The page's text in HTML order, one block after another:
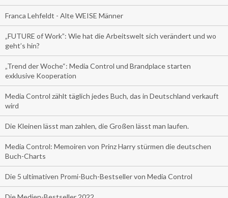
Franca Lehfeldt - Alte WEISE Männer
„FUTURE of Work”: Wie hat die Arbeitswelt sich verändert und wo
geht’s hin?
„Trend der Woche“: Media Control und Brandplace starten
exklusive Kooperation
Media Control zählt täglich jedes Buch, das in Deutschland verkauft
wird
Die Kleinen lässt man zahlen, die Großen lässt man laufen.
Media Control: Memoiren von Prinz Harry stürmen die deutschen
Buch-Charts
Die 5 ultimativen Promi-Buch-Bestseller von Media Control